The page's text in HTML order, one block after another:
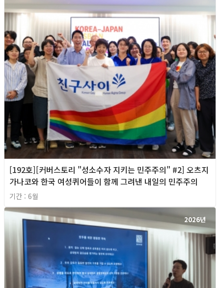
[192호][커버스토리 "성소수자 지키는 민주주의" #2] 오츠지
가나코와 한국 여성퀴어들이 함께 그려낸 내일의 민주주의
기간 : 6월
2026년